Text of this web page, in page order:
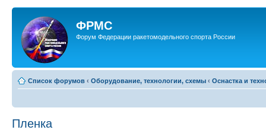
ФРМС
Форум Федерации ракетомодельного спорта России
Список форумов ‹ Оборудование, технологии, схемы ‹ Оснастка и
Пленка